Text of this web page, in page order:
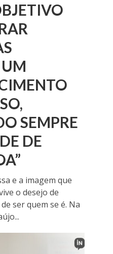
SEMPRE
DE
e a imagem que
o desejo de
ser quem se é. Na